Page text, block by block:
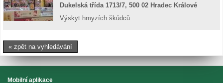
Dukelská třída 1713/7, 500 02 Hradec Králové
Výskyt hmyzích škůdců
« zpět na vyhledávání
Mobilní aplikace